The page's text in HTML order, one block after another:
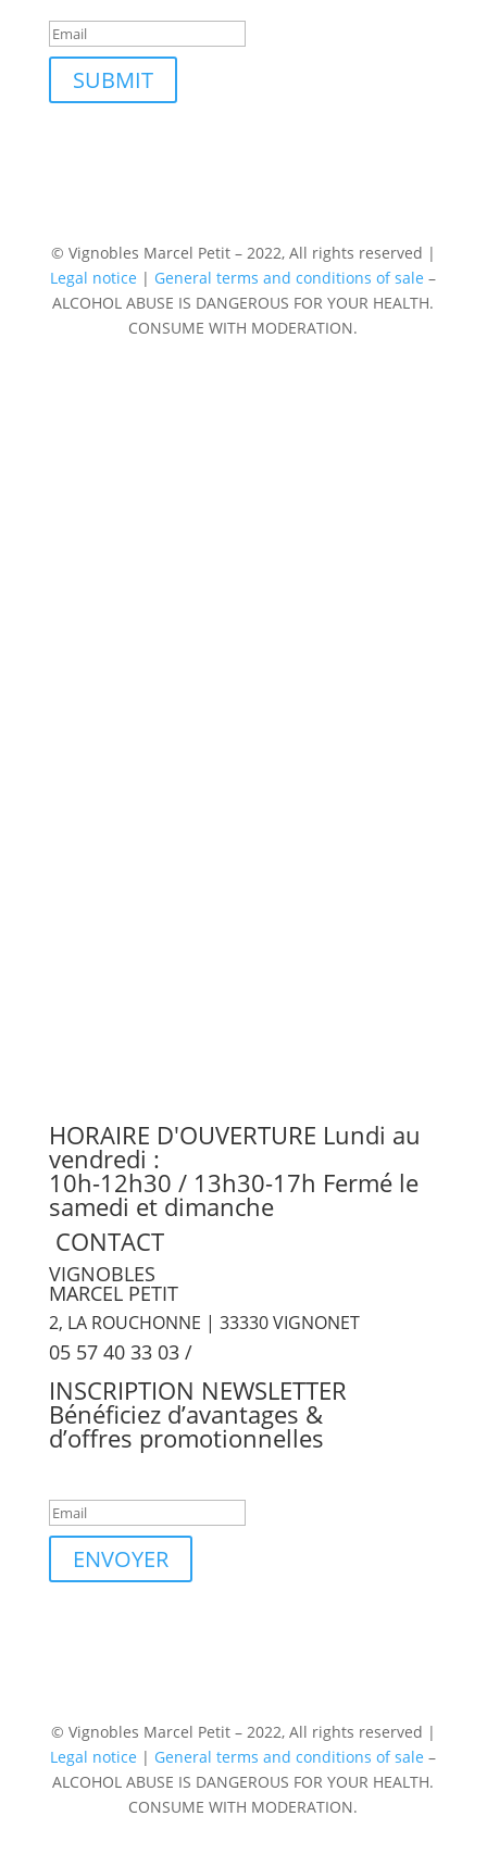
SUBMIT
© Vignobles Marcel Petit – 2022, All rights reserved |
Legal notice | General terms and conditions of sale –
ALCOHOL ABUSE IS DANGEROUS FOR YOUR HEALTH.
CONSUME WITH MODERATION.
HORAIRE D'OUVERTURE Lundi au
vendredi :
10h-12h30 / 13h30-17h Fermé le
samedi et dimanche
CONTACT
VIGNOBLES
MARCEL PETIT
2, LA ROUCHONNE | 33330 VIGNONET
05 57 40 33 03 /
INSCRIPTION NEWSLETTER
Bénéficiez d’avantages &
d’offres promotionnelles
ENVOYER
© Vignobles Marcel Petit – 2022, All rights reserved |
Legal notice | General terms and conditions of sale –
ALCOHOL ABUSE IS DANGEROUS FOR YOUR HEALTH.
CONSUME WITH MODERATION.